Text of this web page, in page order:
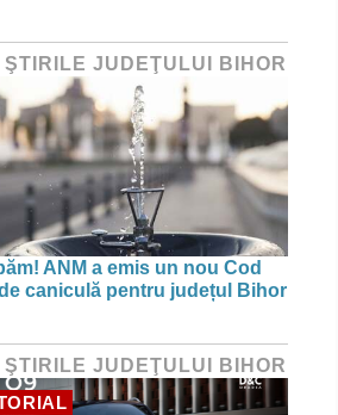
ŞTIRILE JUDEŢULUI BIHOR
ANM a emis un nou Cod
caniculă pentru județul Bihor
ŞTIRILE JUDEŢULUI BIHOR